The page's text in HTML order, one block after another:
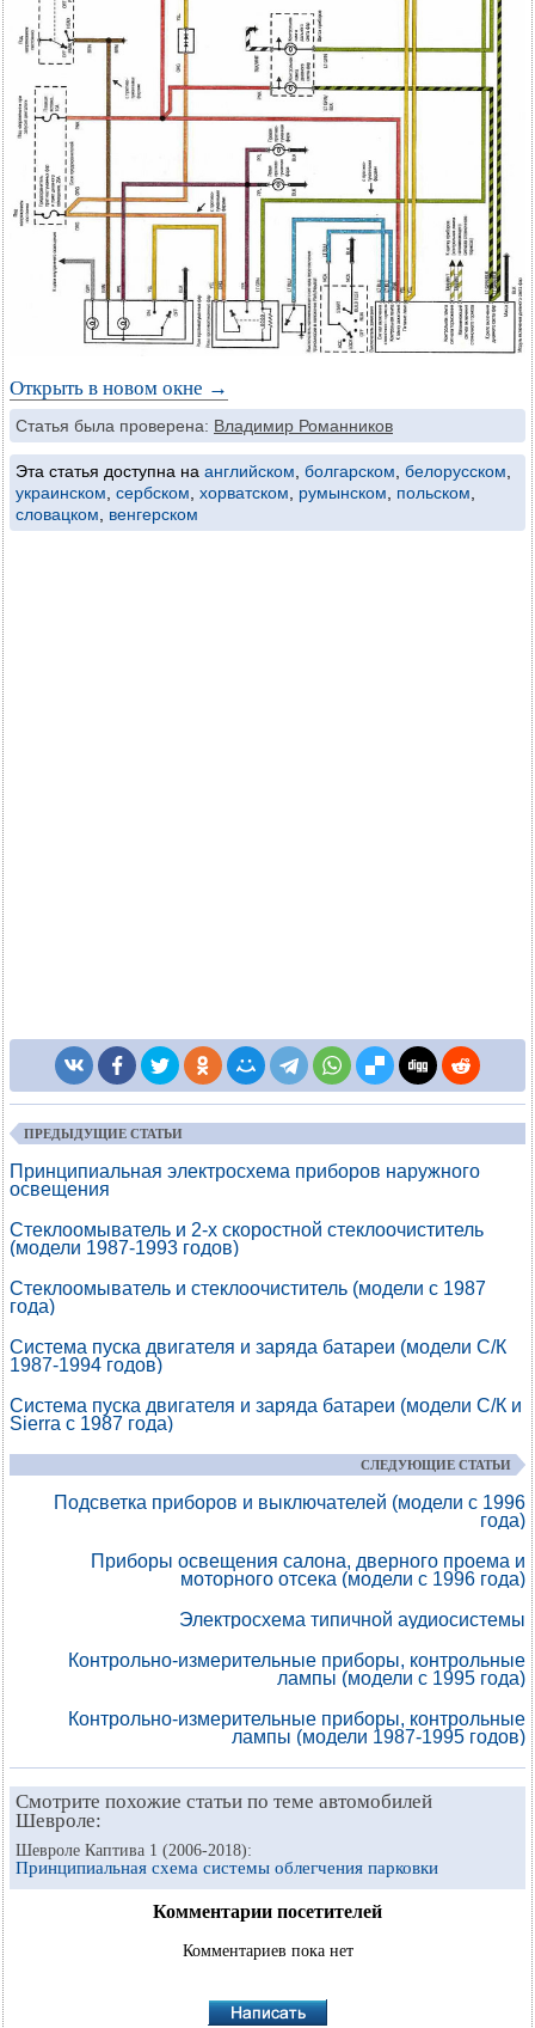
Открыть в новом окне →
Статья была проверена: Владимир Романников
Эта статья доступна на английском болгарском белорусском
украинском сербском хорватском румынском польском
словацком
венгерском
ПРЕДЫДУЩИЕ СТАТЬИ
Принципиальная электросхема приборов наружного
освещения
Стеклоомыватель и 2-х скоростной стеклоочиститель
(модели 1987-1993 годов)
Стеклоомыватель и стеклоочиститель (модели с 1987
года)
Система пуска двигателя и заряда батареи (модели С/К
1987-1994 годов)
Система пуска двигателя и заряда батареи (модели С/К и
Sierra с 1987 года)
СЛЕДУЮЩИЕ СТАТЬИ
Подсветка приборов и выключателей (модели с 1996
года)
Приборы освещения салона, дверного проема и
моторного отсека (модели с 1996 года)
Электросхема типичной аудиосистемы
Контрольно-измерительные приборы, контрольные
лампы (модели с 1995 года)
Контрольно-измерительные приборы, контрольные
лампы (модели 1987-1995 годов)
Смотрите похожие статьи по теме автомобилей
Шевроле:
Шевроле Каптива 1 (2006-2018):
Принципиальная схема системы облегчения парковки
Комментарии посетителей
Комментариев пока нет